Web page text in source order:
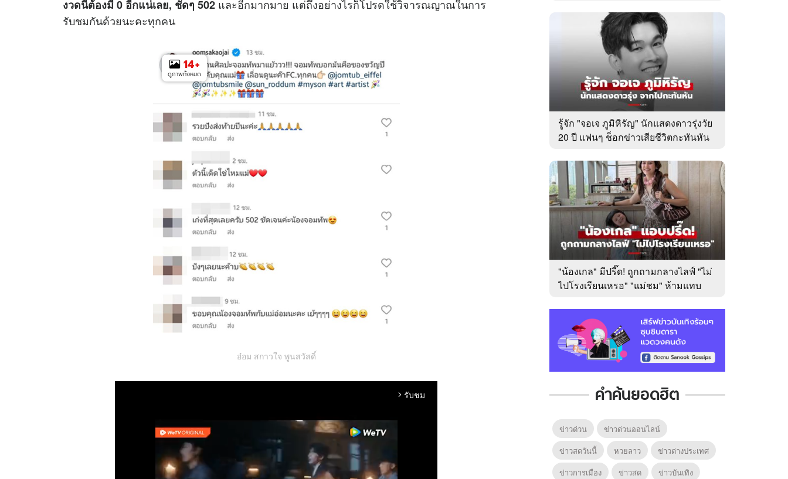
งวดนี้ต้องมี 0 อีกแน่เลย, ชัดๆ 502 และอีกมากมาย แต่ถึงอย่างไรก็โปรดใช้วิจารณญาณในการ
รับชมกันด้วยนะคะทุกคน
14+
ดูภาพทั้งหมด
อ๋อม สกาวใจ พูนสวัสดิ์
arrow_forward_ios รับชม
รู้จัก "จอเจ ภูมิหิรัญ" นักแสดงดาวรุ่งวัย
20 ปี แฟนๆ ช็อกข่าวเสียชีวิตกะทันหัน
"น้องเกล" มีปรี๊ด! ถูกถามกลางไลฟ์ "ไม่
ไปโรงเรียนเหรอ" "แม่ชม" ห้ามแทบ
คำค้นยอดฮิต
ข่าวด่วน
ข่าวด่วนออนไลน์
ข่าวสดวันนี้
หวยลาว
ข่าวต่างประเทศ
ข่าวการเมือง
ข่าวสด
ข่าวบันเทิง